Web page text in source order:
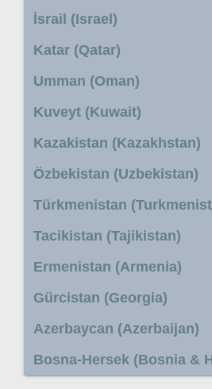
İsrail (Israel)
Katar (Qatar)
Umman (Oman)
Kuveyt (Kuwait)
Kazakistan (Kazakhstan)
Özbekistan (Uzbekistan)
Türkmenistan
Tacikistan (Tajikistan)
Ermenistan (Armenia)
Gürcistan (Georgia)
Azerbaycan (Azerbaijan)
Bosna-Hersek (Bosnia &